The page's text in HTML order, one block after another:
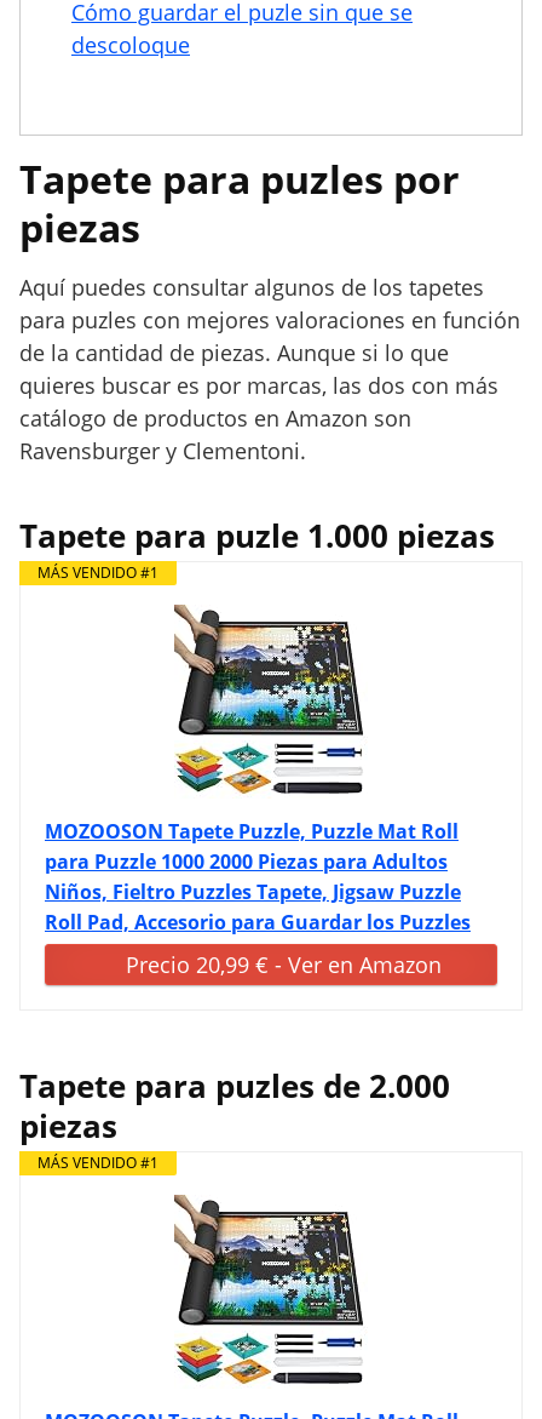
Cómo guardar el puzle sin que se
descoloque
Tapete para puzles por
piezas
Aquí puedes consultar algunos de los tapetes
para puzles con mejores valoraciones en función
de la cantidad de piezas. Aunque si lo que
quieres buscar es por marcas, las dos con más
catálogo de productos en Amazon son
Ravensburger y Clementoni.
Tapete para puzle 1.000 piezas
MÁS VENDIDO #1
MOZOOSON Tapete Puzzle, Puzzle Mat Roll
para Puzzle 1000 2000 Piezas para Adultos
Niños, Fieltro Puzzles Tapete, Jigsaw Puzzle
Roll Pad, Accesorio para Guardar los Puzzles
Precio 20,99 € - Ver en Amazon
Tapete para puzles de 2.000
piezas
MÁS VENDIDO #1